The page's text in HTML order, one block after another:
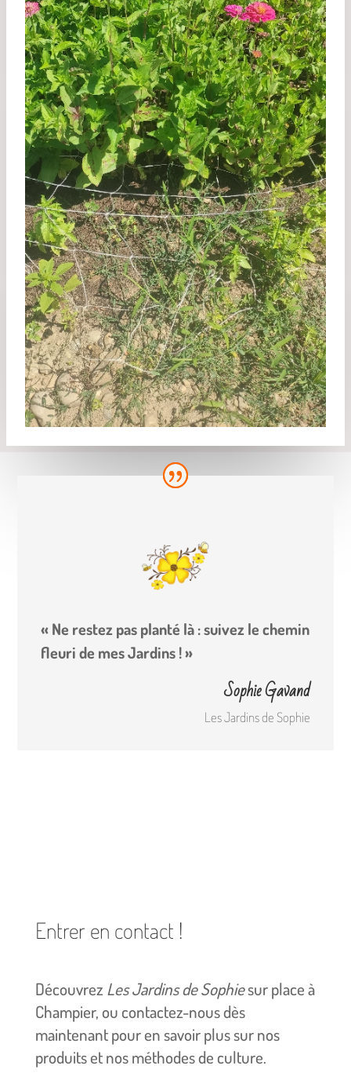
« Ne restez pas planté là : suivez le chemin
fleuri de mes Jardins ! »
Les Jardins de Sophie
Sophie Gavand
Entrer en contact !
Découvrez Les Jardins de Sophiesur place à
Champier, ou contactez-nous dès
maintenant pour en savoir plus sur nos
produits et nos méthodes de culture.